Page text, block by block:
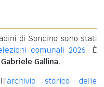
di Soncino sono stati
comunali 2026. È
Gabriele Gallina.
archivio storico delle